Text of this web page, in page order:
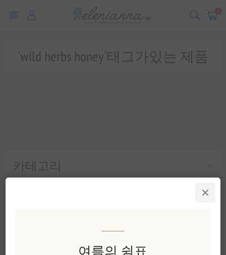
0
카테고리
'wild herbs honey'태그가있는 제품
정보
여름의 쉼표